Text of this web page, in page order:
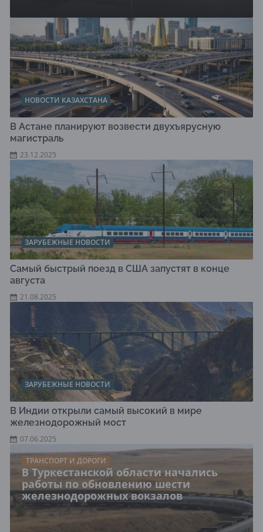
НОВОСТИ КАЗАХСТАНА
В Астане планируют возвести двухъярусную
магистраль
23.12.2025
ЗАРУБЕЖНЫЕ НОВОСТИ
Самый быстрый поезд в США запустят в конце
августа
21.08.2025
ЗАРУБЕЖНЫЕ НОВОСТИ
В Индии открыли самый высокий в мире
железнодорожный мост
07.06.2025
ТРАНСПОРТ И ДОРОГИ
В Туркестанской области начались
работы по обновлению шести
железнодорожных вокзалов